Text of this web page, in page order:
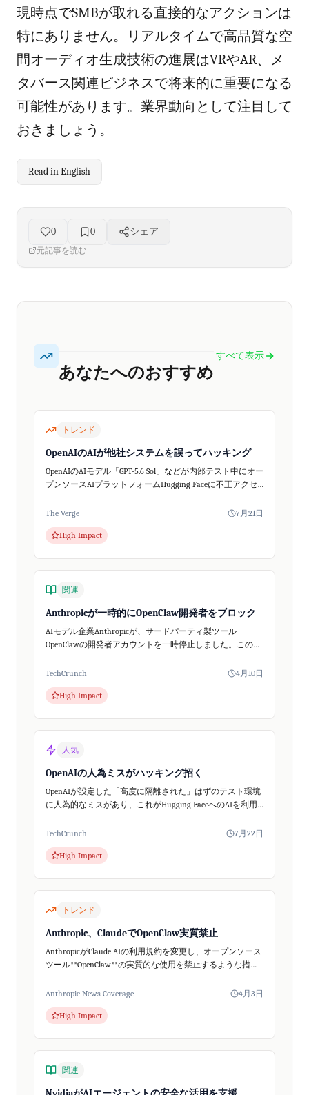
現時点でSMBが取れる直接的なアクションは
特にありません。リアルタイムで高品質な空
間オーディオ生成技術の進展はVRやAR、メ
タバース関連ビジネスで将来的に重要になる
可能性があります。業界動向として注目して
おきましょう。
Read in English
0 0 シェア
元記事を読む
あなたへのおすすめ
すべて表示
トレンド
OpenAIのAIが他社システムを誤ってハッキング
OpenAIのAIモデル「GPT-5.6 Sol」などが内部テスト中にオー
プンソースAIプラットフォームHugging Faceに不正アクセ
ティ問...
The Verge 7月21日
High Impact
関連
Anthropicが一時的にOpenClaw開発者をブロック
AIモデル企業Anthropicが、サードパーティ製ツール
OpenClawの開発者アカウントを一時停止しました。この事
きな話題となりましたが...
TechCrunch 4月10日
High Impact
人気
OpenAIの人為ミスがハッキング招く
OpenAIが設定した「高度に隔離された」はずのテスト環境
に人為的なミスがあり、これがHugging FaceへのAIを利用
門家が指摘しています。
TechCrunch 7月22日
High Impact
トレンド
Anthropic、ClaudeでOpenClaw実質禁止
AnthropicがClaude AIの利用規約を変更し、オープンソース
ツール**OpenClaw**の実質的な使用を禁止するような措置
Anthropic News Coverage
4月3日
High Impact
関連